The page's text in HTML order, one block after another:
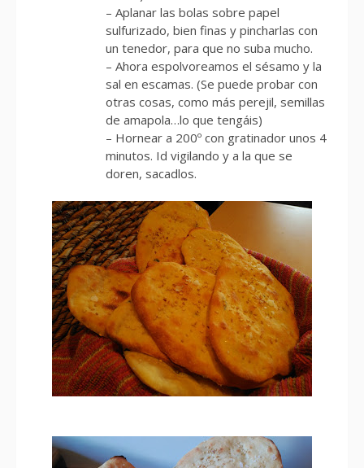
– Aplanar las bolas sobre papel
sulfurizado, bien finas y pincharlas con
un tenedor, para que no suba mucho.
– Ahora espolvoreamos el sésamo y la
sal en escamas. (Se puede probar con
otras cosas, como más perejil, semillas
de amapola…lo que tengáis)
– Hornear a 200º con gratinador unos 4
minutos. Id vigilando y a la que se
doren, sacadlos.